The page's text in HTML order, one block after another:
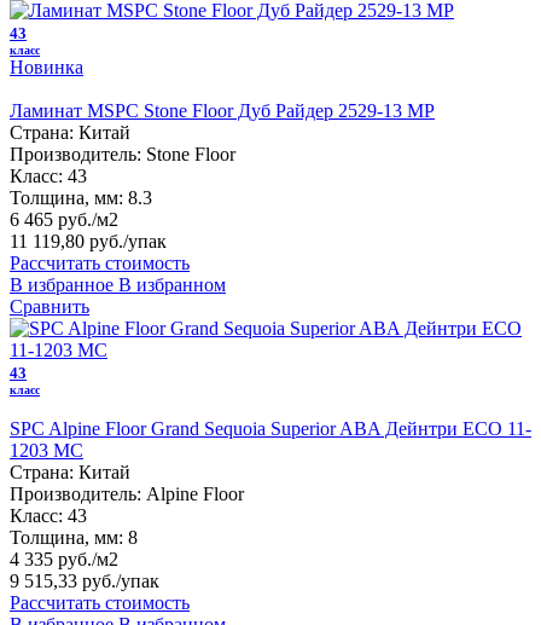
43
класс
Новинка
Ламинат MSPC Stone Floor Дуб Райдер 2529-13 MР
Страна: Китай
Производитель: Stone Floor
Класс: 43
Толщина, мм: 8.3
6 465 руб./м2
11 119,80 руб./упак
Рассчитать стоимость
В избранное В избранном
Сравнить
43
класс
SPC Alpine Floor Grand Sequoia Superior ABA Дейнтри ECO 11-
1203 MC
Страна: Китай
Производитель: Alpine Floor
Класс: 43
Толщина, мм: 8
4 335 руб./м2
9 515,33 руб./упак
Рассчитать стоимость